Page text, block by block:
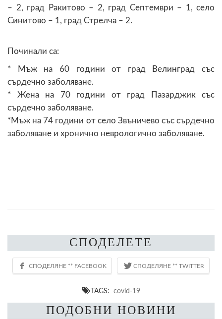
– 2, град Ракитово – 2, град Септември – 1, село
Синитово – 1, град Стрелча – 2.
Починали са:
* Мъж на 60 години от град Велинград със
сърдечно заболяване.
* Жена на 70 години от град Пазарджик със
сърдечно заболяване.
*Мъж на 74 години от село Звъничево със сърдечно
заболяване и хронично неврологично заболяване.
СПОДЕЛЕТЕ
TAGS: covid-19
ПОДОБНИ НОВИНИ